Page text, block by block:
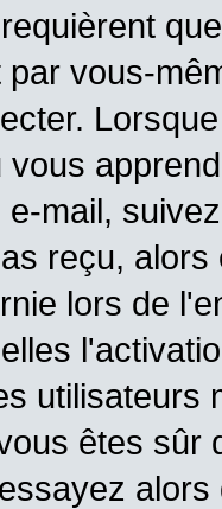
vous-
mail,
reçu,
lors de
utilisateurs
êtes sûr